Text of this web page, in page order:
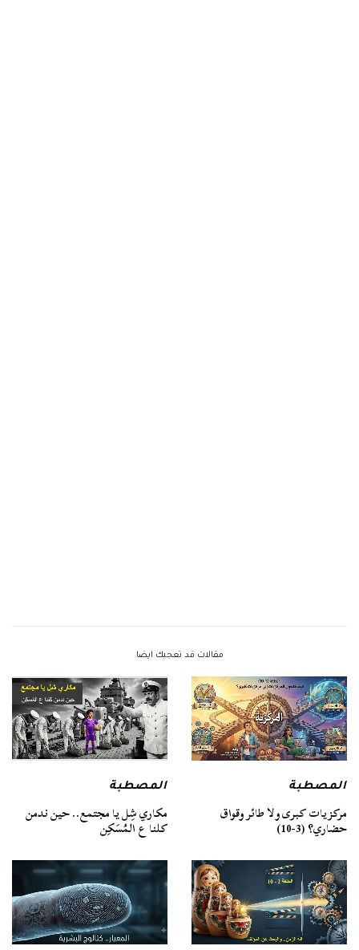
مقالات قد تعجبك ايضا
المصطبة
مركزيات كبرى ولا طائر وقواق
حضاري؟ (3-10)
المصطبة
مكاري شِل يا مجتمع.. حين ندمن
كلنا ع المُسَكِن